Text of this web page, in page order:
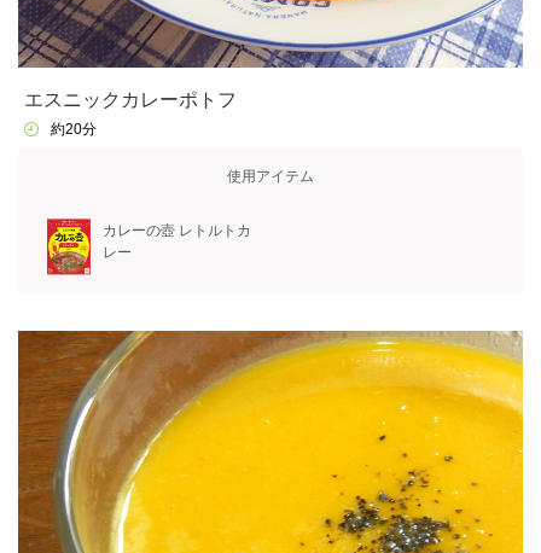
エスニックカレーポトフ
約20分
使用アイテム
カレーの壺 レトルトカ
レー